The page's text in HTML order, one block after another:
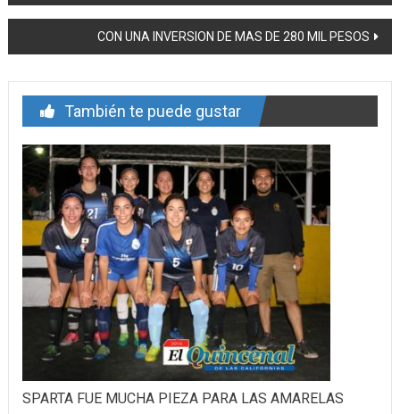
de
entrada CON UNA INVERSION DE MAS DE 280 MIL PESOS
También te puede gustar
SPARTA FUE MUCHA PIEZA PARA LAS AMARELAS